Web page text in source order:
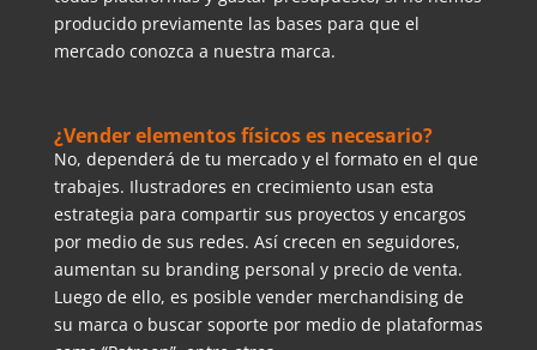
producido previamente las bases para que el
mercado conozca a nuestra marca.
¿Vender elementos físicos es necesario?
No, dependerá de tu mercado y el formato en el que
trabajes. Ilustradores en crecimiento usan esta
estrategia para compartir sus proyectos y encargos
por medio de sus redes. Así crecen en seguidores,
aumentan su branding personal y precio de venta.
Luego de ello, es posible vender merchandising de
su marca o buscar soporte por medio de plataformas